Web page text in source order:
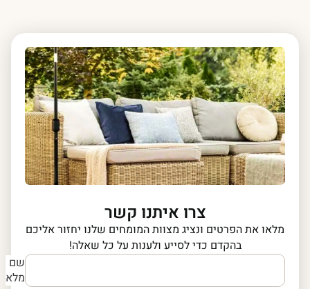
צרו איתנו קשר
מלאו את הפרטים ונציג מצוות המומחים שלנו יחזור אליכם
בהקדם כדי לסייע ולענות על כל שאלה!
שם
מלא